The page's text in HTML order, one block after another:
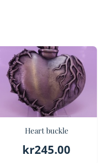
Heart buckle
kr245.00